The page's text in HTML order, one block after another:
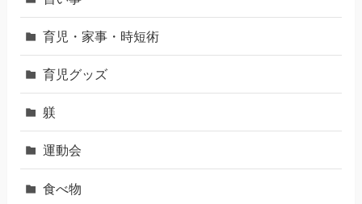
育児・家事・時短術
育児グッズ
躾
運動会
食べ物